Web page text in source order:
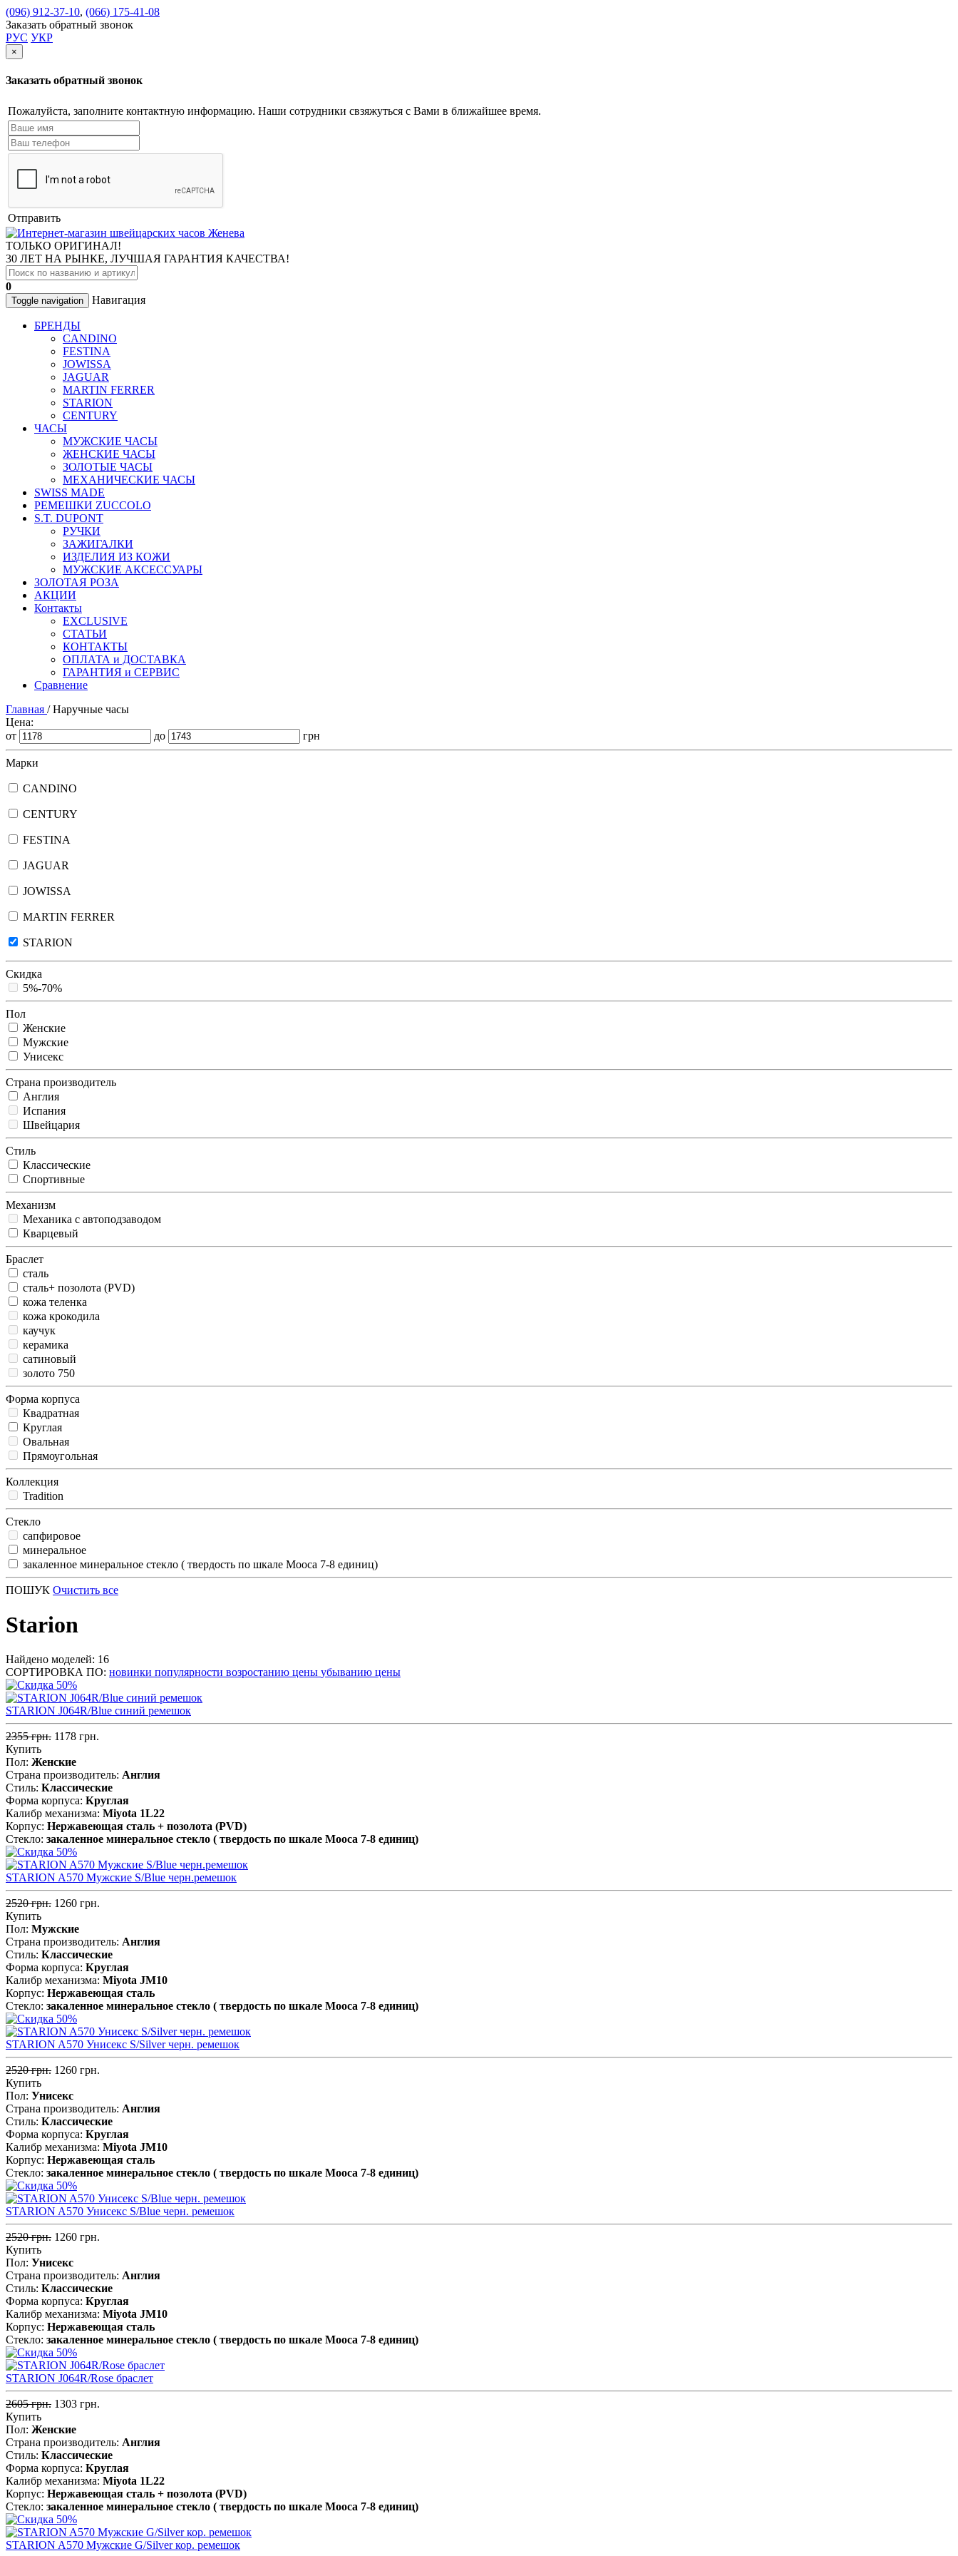
(096) 912-37-10, (066) 175-41-08
Заказать обратный звонок
РУС УКР
×
Заказать обратный звонок
Пожалуйста, заполните контактную информацию. Наши сотрудники свзяжуться с Вами в ближайшее время.
Отправить
ТОЛЬКО ОРИГИНАЛ!
30 ЛЕТ НА РЫНКЕ, ЛУЧШАЯ ГАРАНТИЯ КАЧЕСТВА!
0
Toggle navigation Навигация
БРЕНДЫ
CANDINO
FESTINA
JOWISSA
JAGUAR
MARTIN FERRER
STARION
CENTURY
ЧАСЫ
МУЖСКИЕ ЧАСЫ
ЖЕНСКИЕ ЧАСЫ
ЗОЛОТЫЕ ЧАСЫ
МЕХАНИЧЕСКИЕ ЧАСЫ
SWISS MADE
РЕМЕШКИ ZUCCOLO
S.T. DUPONT
РУЧКИ
ЗАЖИГАЛКИ
ИЗДЕЛИЯ ИЗ КОЖИ
МУЖСКИЕ АКСЕССУАРЫ
ЗОЛОТАЯ РОЗА
АКЦИИ
Контакты
EXCLUSIVE
СТАТЬИ
КОНТАКТЫ
ОПЛАТА и ДОСТАВКА
ГАРАНТИЯ и СЕРВИС
Сравнение
Главная /Наручные часы
Цена:
от
до грн
Марки
CANDINO
CENTURY
FESTINA
JAGUAR
JOWISSA
MARTIN FERRER
STARION
Скидка
5%-70%
Пол
Женские
Мужские
Унисекс
Страна производитель
Англия
Испания
Швейцария
Стиль
Классические
Спортивные
Механизм
Механика с автоподзаводом
Кварцевый
Браслет
сталь
сталь+ позолота (PVD)
кожа теленка
кожа крокодила
каучук
керамика
сатиновый
золото 750
Форма корпуса
Квадратная
Круглая
Овальная
Прямоугольная
Коллекция
Tradition
Стекло
сапфировое
минеральное
закаленное минеральное стекло ( твердость по шкале Мооса 7-8 единиц)
ПОШУК Очистить все
Starion
Найдено моделей: 16
СОРТИРОВКА ПО: новинки популярности возростанию цены убыванию цены
STARION J064R/Blue синий ремешок
2355 грн. 1178 грн.
Купить
Пол: Женские
Страна производитель: Англия
Стиль: Классические
Форма корпуса: Круглая
Калибр механизма: Miyota 1L22
Корпус: Нержавеющая сталь + позолота (PVD)
Стекло: закаленное минеральное стекло ( твердость по шкале Мооса 7-8 единиц)
STARION A570 Мужские S/Blue черн.ремешок
2520 грн. 1260 грн.
Купить
Пол: Мужские
Страна производитель: Англия
Стиль: Классические
Форма корпуса: Круглая
Калибр механизма: Miyota JM10
Корпус: Нержавеющая cталь
Стекло: закаленное минеральное стекло ( твердость по шкале Мооса 7-8 единиц)
STARION A570 Унисекс S/Silver черн. ремешок
2520 грн. 1260 грн.
Купить
Пол: Унисекс
Страна производитель: Англия
Стиль: Классические
Форма корпуса: Круглая
Калибр механизма: Miyota JM10
Корпус: Нержавеющая cталь
Стекло: закаленное минеральное стекло ( твердость по шкале Мооса 7-8 единиц)
STARION A570 Унисекс S/Blue черн. ремешок
2520 грн. 1260 грн.
Купить
Пол: Унисекс
Страна производитель: Англия
Стиль: Классические
Форма корпуса: Круглая
Калибр механизма: Miyota JM10
Корпус: Нержавеющая cталь
Стекло: закаленное минеральное стекло ( твердость по шкале Мооса 7-8 единиц)
STARION J064R/Rose браслет
2605 грн. 1303 грн.
Купить
Пол: Женские
Страна производитель: Англия
Стиль: Классические
Форма корпуса: Круглая
Калибр механизма: Miyota 1L22
Корпус: Нержавеющая сталь + позолота (PVD)
Стекло: закаленное минеральное стекло ( твердость по шкале Мооса 7-8 единиц)
STARION A570 Мужские G/Silver кор. ремешок